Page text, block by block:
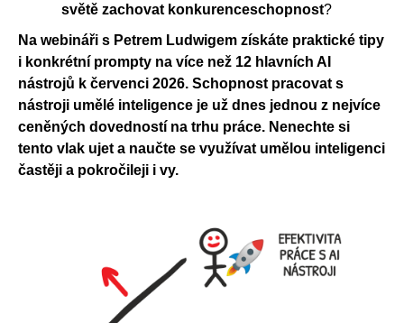
světě zachovat konkurenceschopnost?
Na webináři s Petrem Ludwigem získáte praktické tipy
i konkrétní prompty na více než 12 hlavních AI
nástrojů k červenci 2026. Schopnost pracovat s
nástroji umělé inteligence je už dnes jednou z nejvíce
ceněných dovedností na trhu práce. Nenechte si
tento vlak ujet a naučte se využívat umělou inteligenci
častěji a pokročileji i vy.